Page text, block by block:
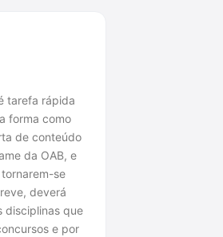
tarefa rápida
forma como
de conteúdo
da OAB, e
se
deverá
disciplinas que
e por